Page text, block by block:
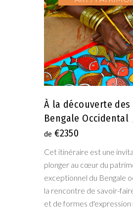
À la découverte des
Bengale Occidental
€2350
Cet itinéraire est une
plonger au cœur du
exceptionnel du Bengale
la rencontre de savoir-
et de formes d'expression